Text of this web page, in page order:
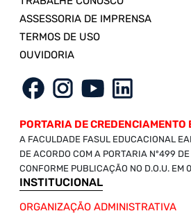
ASSESSORIA DE IMPRENSA
TERMOS DE USO
OUVIDORIA
PORTARIA DE CREDENCIAMENTO
A FACULDADE FASUL EDUCACIONAL
DE ACORDO COM A PORTARIA Nº499
CONFORME PUBLICAÇÃO NO D.O.U.
INSTITUCIONAL
ORGANIZAÇÃO ADMINISTRATIVA